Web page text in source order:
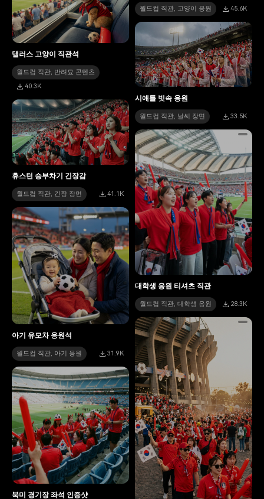
월드컵 직관, 고양이 응원 45.6K
댈러스 고양이 직관석
월드컵 직관, 반려묘 콘텐츠
40.3K
시애틀 빗속 응원
월드컵 직관, 날씨 장면 33.5K
휴스턴 승부차기 긴장감
월드컵 직관, 긴장 장면 41.1K
대학생 응원 티셔츠 직관
월드컵 직관, 대학생 응원 28.3K
아기 유모차 응원석
월드컵 직관, 아기 응원 31.9K
북미 경기장 좌석 인증샷